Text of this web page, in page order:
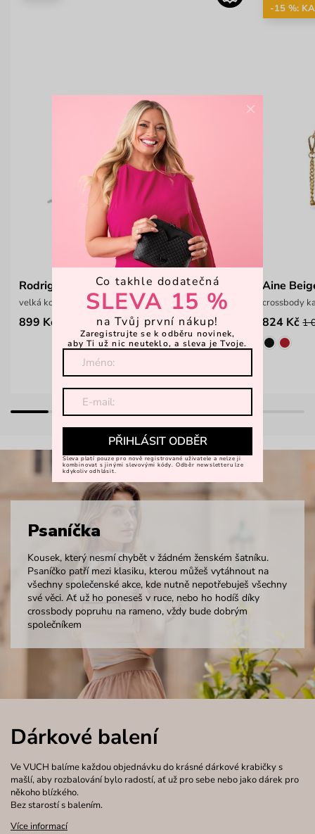
Rodriga Cream
velká kožená peněženka s poutkem na ruku
899 Kč 1 199 Kč
-15 %:
Aine
crossbody
824 Kč 1
Psaníčka
Kousek, který nesmí chybět v žádném ženském šatníku.
Psaníčko patří mezi klasiku, kterou můžeš vytáhnout na
všechny společenské akce, kde nutně nepotřebuješ všechny
své věci. Ať už ho poneseš v ruce, nebo ho hodíš díky
crossbody popruhu na rameno, vždy bude dobrým
společníkem
Dárkové balení
Ve VUCH balíme každou objednávku do krásné dárkové krabičky s
mašlí, aby rozbalování bylo radostí, ať už pro sebe nebo jako dárek pro
někoho blízkého.
Bez starostí s balením.
Více informací
×
Co takhle dodatečná
SLEVA 15 %
na Tvůj první nákup!
Zaregistrujte se k odběru novinek,
aby Ti už nic neuteklo, a sleva je Tvoje.
PŘIHLÁSIT ODBĚR
Sleva platí pouze pro nově registrované uživatele a nelze ji
kombinovat s jinými slevovými kódy. Odběr newsletteru lze
kdykoliv odhlásit.